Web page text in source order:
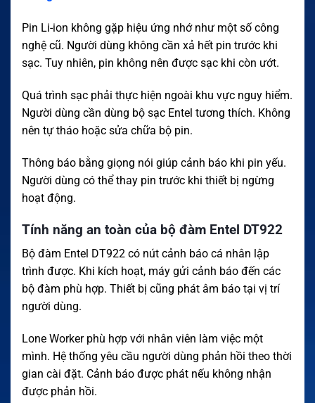
Pin Li-ion không gặp hiệu ứng nhớ như một số công
nghệ cũ. Người dùng không cần xả hết pin trước khi
sạc. Tuy nhiên, pin không nên được sạc khi còn ướt.
Quá trình sạc phải thực hiện ngoài khu vực nguy hiểm.
Người dùng cần dùng bộ sạc Entel tương thích. Không
nên tự tháo hoặc sửa chữa bộ pin.
Thông báo bằng giọng nói giúp cảnh báo khi pin yếu.
Người dùng có thể thay pin trước khi thiết bị ngừng
hoạt động.
Tính năng an toàn của bộ đàm Entel DT922
Bộ đàm Entel DT922 có nút cảnh báo cá nhân lập
trình được. Khi kích hoạt, máy gửi cảnh báo đến các
bộ đàm phù hợp. Thiết bị cũng phát âm báo tại vị trí
người dùng.
Lone Worker phù hợp với nhân viên làm việc một
mình. Hệ thống yêu cầu người dùng phản hồi theo thời
gian cài đặt. Cảnh báo được phát nếu không nhận
được phản hồi.